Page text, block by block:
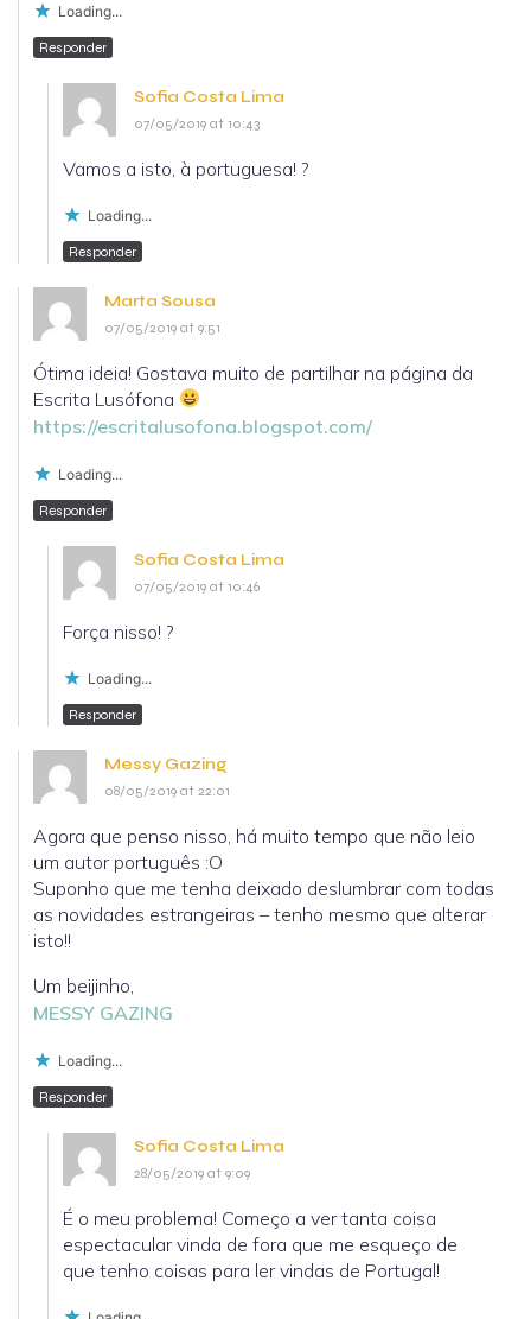
Loading...
Responder
Sofia Costa Lima
07/05/2019 at 10:43
Vamos a isto, à portuguesa! ?
Loading...
Responder
Marta Sousa
07/05/2019 at 9:51
Ótima ideia! Gostava muito de partilhar na página da
Escrita Lusófona
https://escritalusofona.blogspot.com/
Loading...
Responder
Sofia Costa Lima
07/05/2019 at 10:46
Força nisso! ?
Loading...
Responder
Messy Gazing
08/05/2019 at 22:01
Agora que penso nisso, há muito tempo que não leio
um autor português :O
Suponho que me tenha deixado deslumbrar com todas
as novidades estrangeiras – tenho mesmo que alterar
isto!!
Um beijinho,
MESSY GAZING
Loading...
Responder
Sofia Costa Lima
28/05/2019 at 9:09
É o meu problema! Começo a ver tanta coisa
espectacular vinda de fora que me esqueço de
que tenho coisas para ler vindas de Portugal!